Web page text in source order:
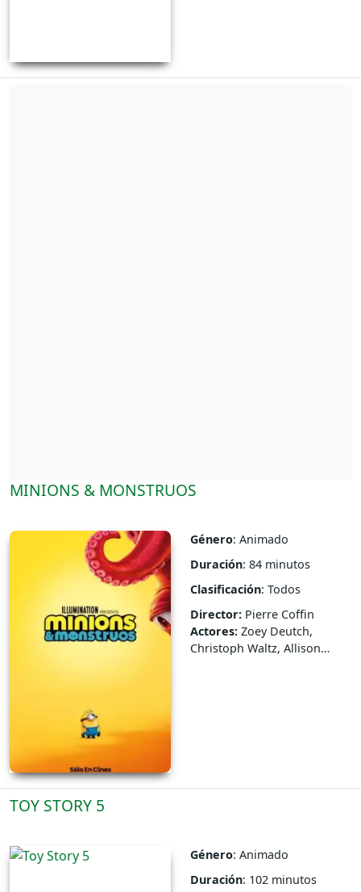
MINIONS & MONSTRUOS
Género: Animado
Duración: 84 minutos
Clasificación: Todos
Director: Pierre Coffin
Actores: Zoey Deutch,
Christoph Waltz, Allison
TOY STORY 5
Género: Animado
Duración: 102 minutos